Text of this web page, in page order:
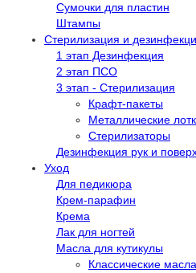
Сумочки для пластин
Штампы
Стерилизация и
1 этап Дезинфекция
2 этап ПСО
3 этап - Стерилизация
Крафт-пакеты
Металлические
Стерилизаторы
Дезинфекция рук и
Уход
Для педикюра
Крем-парафин
Крема
Лак для ногтей
Масла для кутикулы
Классические масла